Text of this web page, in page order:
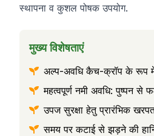
स्थापना व कुशल पोषक उपयोग.
मुख्य विशेषताएं
अल्प-अवधि कैच-क्रॉप के रूप
महत्वपूर्ण नमी अवधि: पुष्पन से
उपज सुरक्षा हेतु प्रारंभिक
समय पर कटाई से झड़ने की